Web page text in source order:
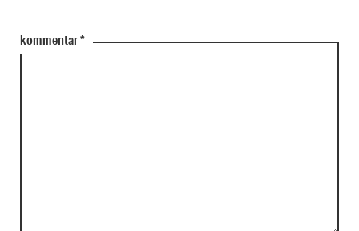
kommentar*